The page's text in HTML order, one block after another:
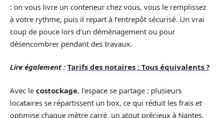
: on vous livre un conteneur chez vous, vous le remplissez
à votre rythme, puis il repart à l’entrepôt sécurisé. Un vrai
coup de pouce lors d’un déménagement ou pour
désencombrer pendant des travaux.
Lire également : Tarifs des notaires : Tous équivalents ?
Avec le costockage, l’espace se partage : plusieurs
locataires se répartissent un box, ce qui réduit les frais et
optimise chaque mètre carré, un atout précieux à Nantes,